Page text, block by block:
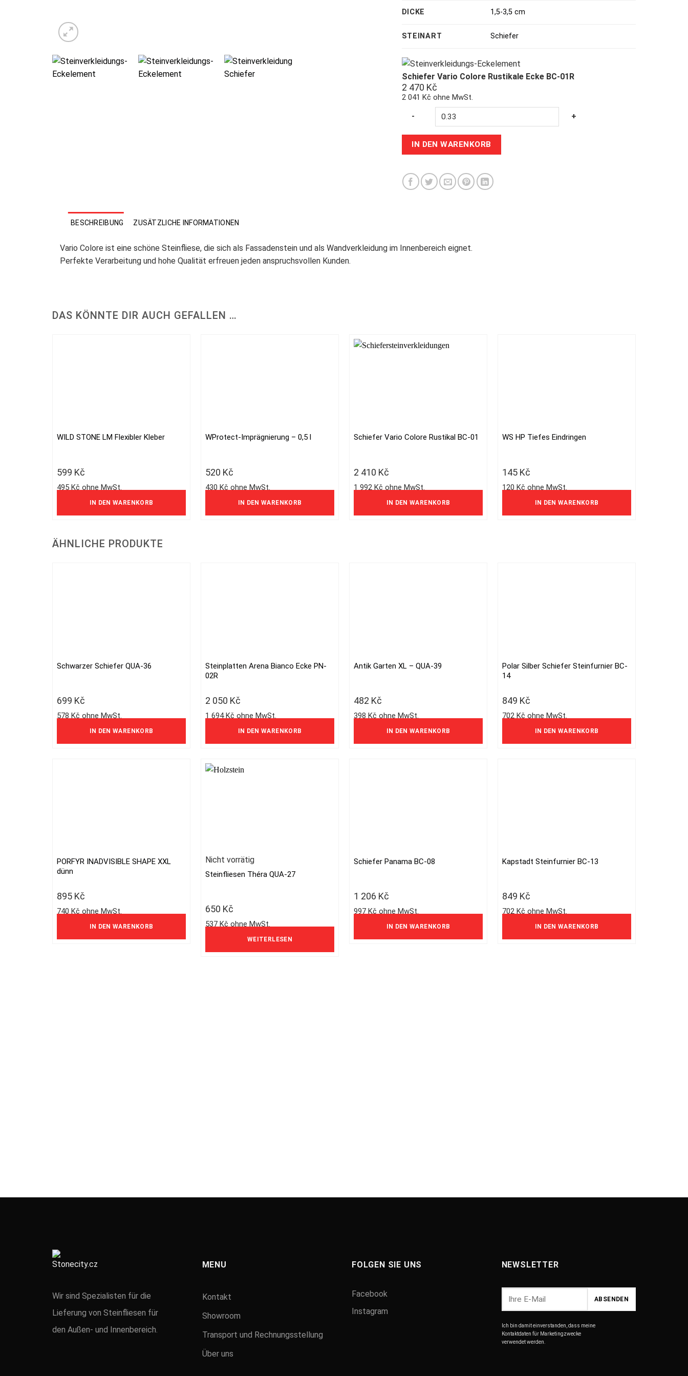
DICKE 1,5-3,5 cm
STEINART Schiefer
Schiefer Vario Colore Rustikale Ecke BC-01R
2 470 Kč
2 041 Kč ohne MwSt.
- +
IN DEN WARENKORB
BESCHREIBUNG ZUSÄTZLICHE INFORMATIONEN
Vario Colore ist eine schöne Steinfliese, die sich als Fassadenstein und als Wandverkleidung im Innenbereich eignet.
Perfekte Verarbeitung und hohe Qualität erfreuen jeden anspruchsvollen Kunden.
DAS KÖNNTE DIR AUCH GEFALLEN …
WILD STONE LM Flexibler Kleber
599 Kč
495 Kč ohne MwSt.
IN DEN WARENKORB
WProtect-Imprägnierung – 0,5 l
520 Kč
430 Kč ohne MwSt.
IN DEN WARENKORB
Schiefer Vario Colore Rustikal BC-01
2 410 Kč
1 992 Kč ohne MwSt.
IN DEN WARENKORB
WS HP Tiefes Eindringen
145 Kč
120 Kč ohne MwSt.
IN DEN WARENKORB
ÄHNLICHE PRODUKTE
Schwarzer Schiefer QUA-36
699 Kč
578 Kč ohne MwSt.
IN DEN WARENKORB
Steinplatten Arena Bianco Ecke PN-
02R
2 050 Kč
1 694 Kč ohne MwSt.
IN DEN WARENKORB
Antik Garten XL – QUA-39
482 Kč
398 Kč ohne MwSt.
IN DEN WARENKORB
Polar Silber Schiefer Steinfurnier BC-
14
849 Kč
702 Kč ohne MwSt.
IN DEN WARENKORB
PORFYR INADVISIBLE SHAPE XXL
dünn
895 Kč
740 Kč ohne MwSt.
IN DEN WARENKORB
Nicht vorrätig
Steinfliesen Théra QUA-27
650 Kč
537 Kč ohne MwSt.
WEITERLESEN
Schiefer Panama BC-08
1 206 Kč
997 Kč ohne MwSt.
IN DEN WARENKORB
Kapstadt Steinfurnier BC-13
849 Kč
702 Kč ohne MwSt.
IN DEN WARENKORB
Wir sind Spezialisten für die
Lieferung von Steinfliesen für
den Außen- und Innenbereich.
MENU
Kontakt
Showroom
Transport und Rechnungsstellung
Über uns
FOLGEN SIE UNS
Facebook
Instagram
NEWSLETTER
Ich bin damit einverstanden, dass meine
Kontaktdaten für Marketingzwecke
verwendet werden.